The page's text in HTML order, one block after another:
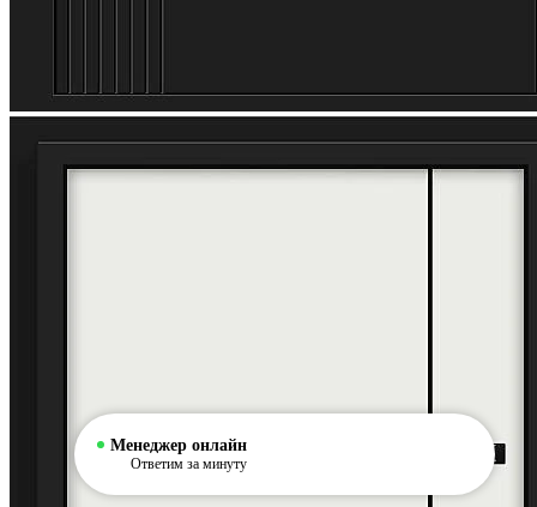
Менеджер онлайн
Ответим за минуту